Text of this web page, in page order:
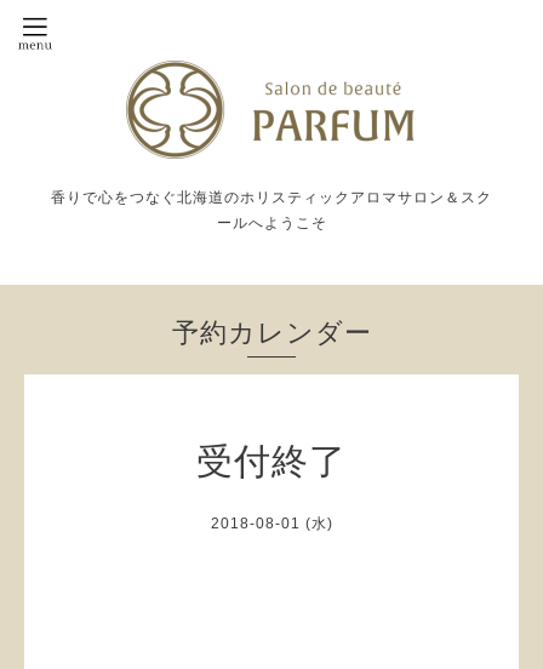
香りで心をつなぐ北海道のホリスティックアロマサロン＆スク
ールへようこそ
予約カレンダー
受付終了
2018-08-01 (水)